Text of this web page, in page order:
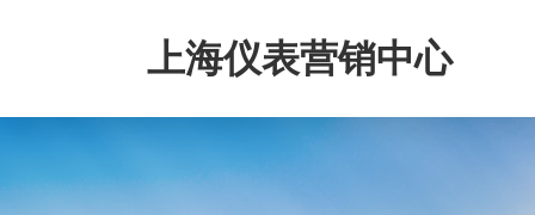
上海仪表营销中心